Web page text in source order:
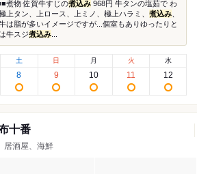
煮物 佐賀牛すじの煮込み 968円 牛タンの塩茹で わ
タン、上ロース、上ミノ、極上ハラミ、 煮込み
は脂が多いイメージですが...個室もありゆったりと
牛スジ煮込み
土
8
日
9
月
10
火
11
水
12
十番
居酒屋、海鮮